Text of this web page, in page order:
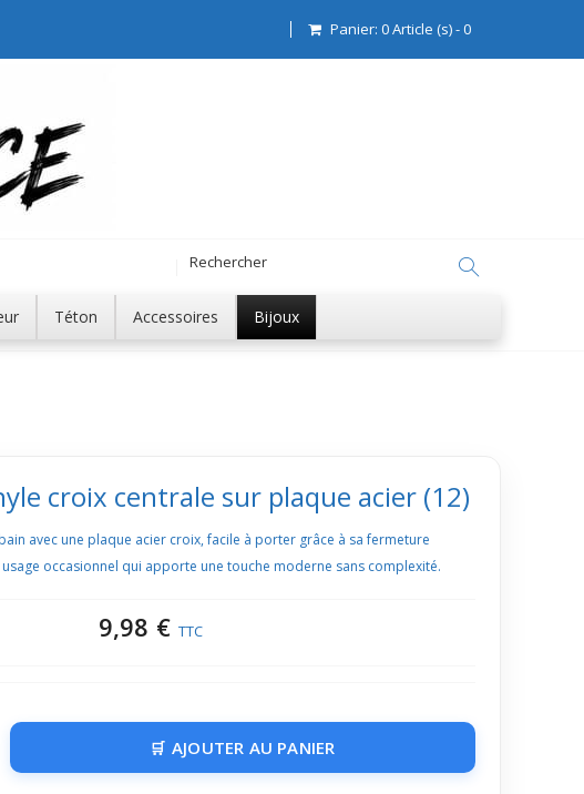
Panier: 0Article (s)-0
Téton Accessoires Bijoux
croix centrale sur plaque acier (12)
avec une plaque acier croix, facile à porter grâce à sa fermeture
occasionnel qui apporte une touche moderne sans complexité.
9,98 € TTC
AJOUTER AU PANIER